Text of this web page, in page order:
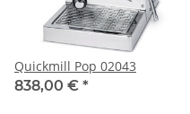
Quickmill Pop 02043
838,00 € *